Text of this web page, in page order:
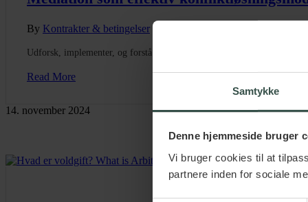
Samtykke
Denne hjemmeside bruger
Vi bruger cookies til at
partnere inden for sociale
By Kontrakter & betingelser
Udforsk, implementer, og forstå effektiv konfliktløsning gennem
Read More
14. november 2024